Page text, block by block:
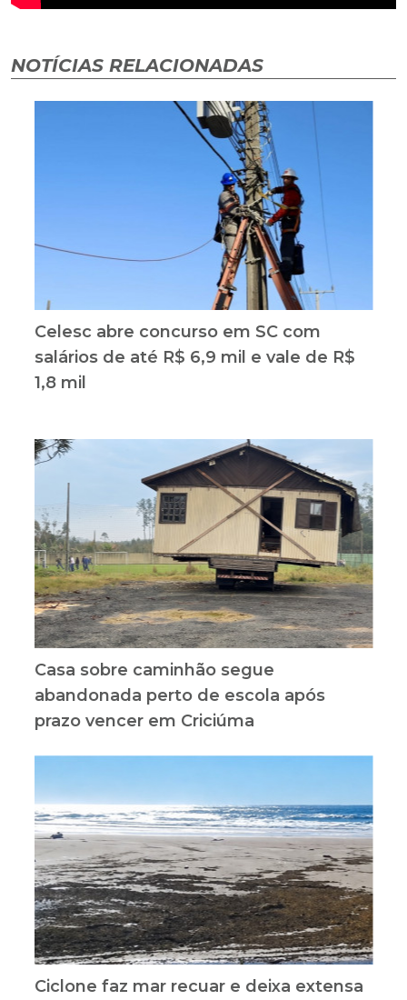
NOTÍCIAS RELACIONADAS
Celesc abre concurso em SC com
salários de até R$ 6,9 mil e vale de R$
1,8 mil
Casa sobre caminhão segue
abandonada perto de escola após
prazo vencer em Criciúma
Ciclone faz mar recuar e deixa extensa